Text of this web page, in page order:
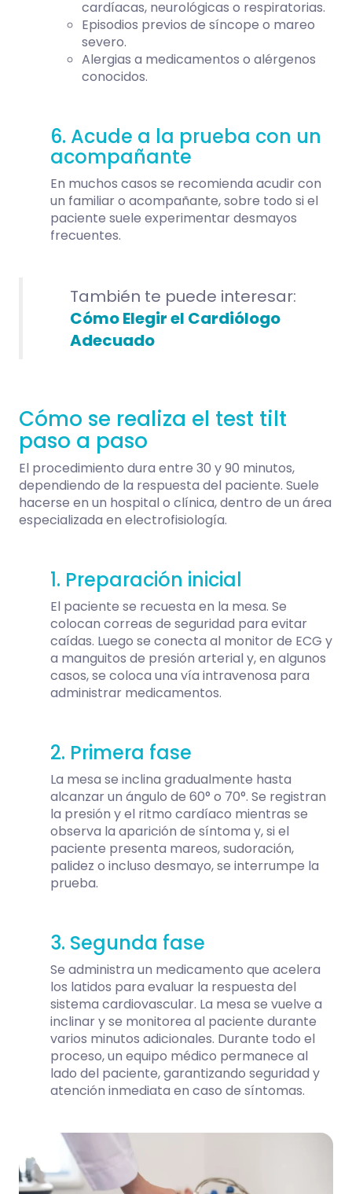
cardíacas, neurológicas o respiratorias.
Episodios previos de síncope o mareo
severo.
Alergias a medicamentos o alérgenos
conocidos.
6. Acude a la prueba con un
acompañante
En muchos casos se recomienda acudir con
un familiar o acompañante, sobre todo si el
paciente suele experimentar desmayos
frecuentes.
También te puede interesar:
Cómo Elegir el Cardiólogo
Adecuado
Cómo se realiza el test tilt
paso a paso
El procedimiento dura entre 30 y 90 minutos,
dependiendo de la respuesta del paciente. Suele
hacerse en un hospital o clínica, dentro de un área
especializada en electrofisiología.
1. Preparación inicial
El paciente se recuesta en la mesa. Se
colocan correas de seguridad para evitar
caídas. Luego se conecta al monitor de ECG y
a manguitos de presión arterial y,en algunos
casos, se coloca una vía intravenosa para
administrar medicamentos.
2. Primera fase
La mesa se inclina gradualmente hasta
alcanzar un ángulo de 60° o 70°. Se registran
la presión y el ritmo cardíaco mientras se
observa la aparición de síntoma y,si el
paciente presenta mareos, sudoración,
palidez o incluso desmayo, se interrumpe la
prueba.
3. Segunda fase
Se administra un medicamento que acelera
los latidos para evaluar la respuesta del
sistema cardiovascular. La mesa se vuelve a
inclinar y se monitorea al paciente durante
varios minutos adicionales. Durante todo el
proceso, un equipo médico permanece al
lado del paciente, garantizando seguridad y
atención inmediata en caso de síntomas.